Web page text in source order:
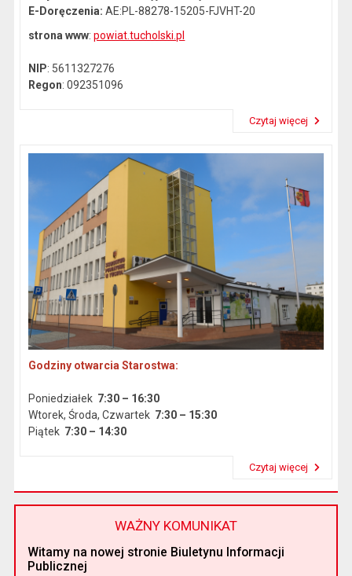
E-Doręczenia:AE:PL-88278-15205-FJVHT-20
strona www:powiat.tucholski.pl
NIP: 5611327276
Regon: 092351096
Czytaj więcej
Godziny otwarcia Starostwa:
Poniedziałek 7:30 – 16:30
Wtorek, Środa, Czwartek 7:30 – 15:30
Piątek 7:30 – 14:30
Czytaj więcej
WAŻNY KOMUNIKAT
Witamy na nowej stronie Biuletynu Informacji
Publicznej